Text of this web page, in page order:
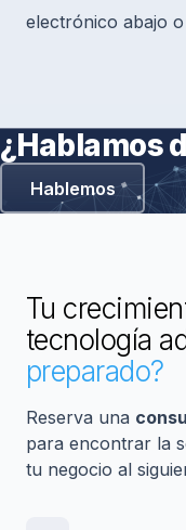
electrónico abajo
¿Hablamos
Hablemos
Tu
tecnología
preparado?
Reserva una
para encontrar la
tu negocio al